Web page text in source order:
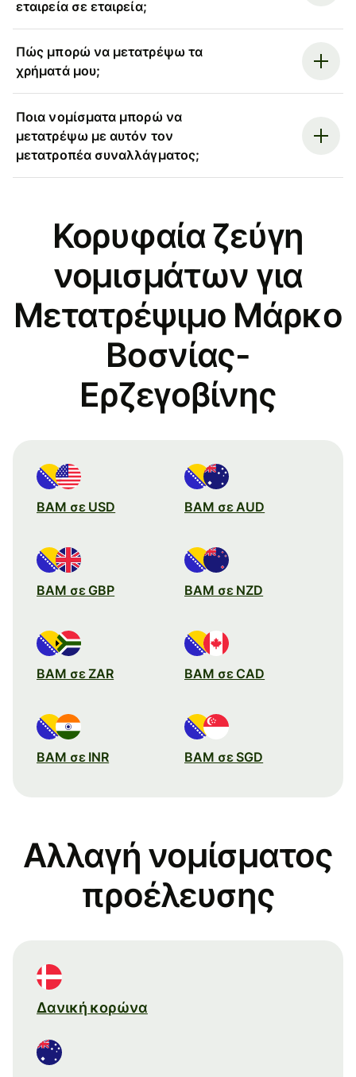
εταιρεία σε εταιρεία;
Πώς μπορώ να μετατρέψω τα
χρήματά μου;
Ποια νομίσματα μπορώ να
μετατρέψω με αυτόν τον
μετατροπέα συναλλάγματος;
Κορυφαία ζεύγη
νομισμάτων για
Μετατρέψιμο Μάρκο
Βοσνίας-
Ερζεγοβίνης
BAM σε USD BAM σε AUD
BAM σε GBP BAM σε NZD
BAM σε ZAR BAM σε CAD
BAM σε INR BAM σε SGD
Αλλαγή νομίσματος
προέλευσης
Δανική κορώνα